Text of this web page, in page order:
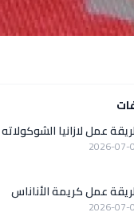
عمل لازانيا
2026-07-
عمل كريمة الأناناس
2026-07-